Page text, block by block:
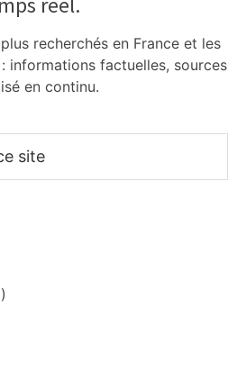
recherchés en France et les
informations factuelles, sources
en continu.